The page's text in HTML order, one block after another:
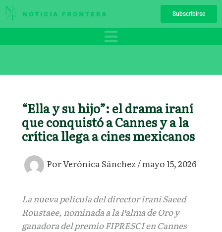
Ir
al
Subscribirse
“Ella y su hijo”: el drama iraní
que conquistó a Cannes y a la
crítica llega a cines mexicanos
PorVerónica Sánchez/mayo 15, 2026
La nueva película del director iraní Saeed
Roustaee, nominada a la Palma de Oro y
ganadora del premio FIPRESCI en Cannes